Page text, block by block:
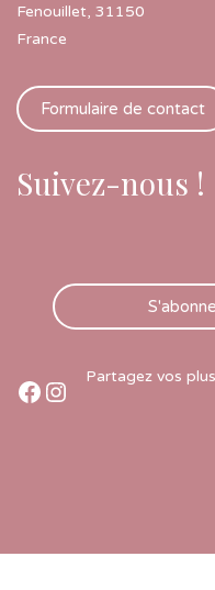
Fenouillet, 31150
France
Formulaire de contact
Suivez-nous !
Partagez vos